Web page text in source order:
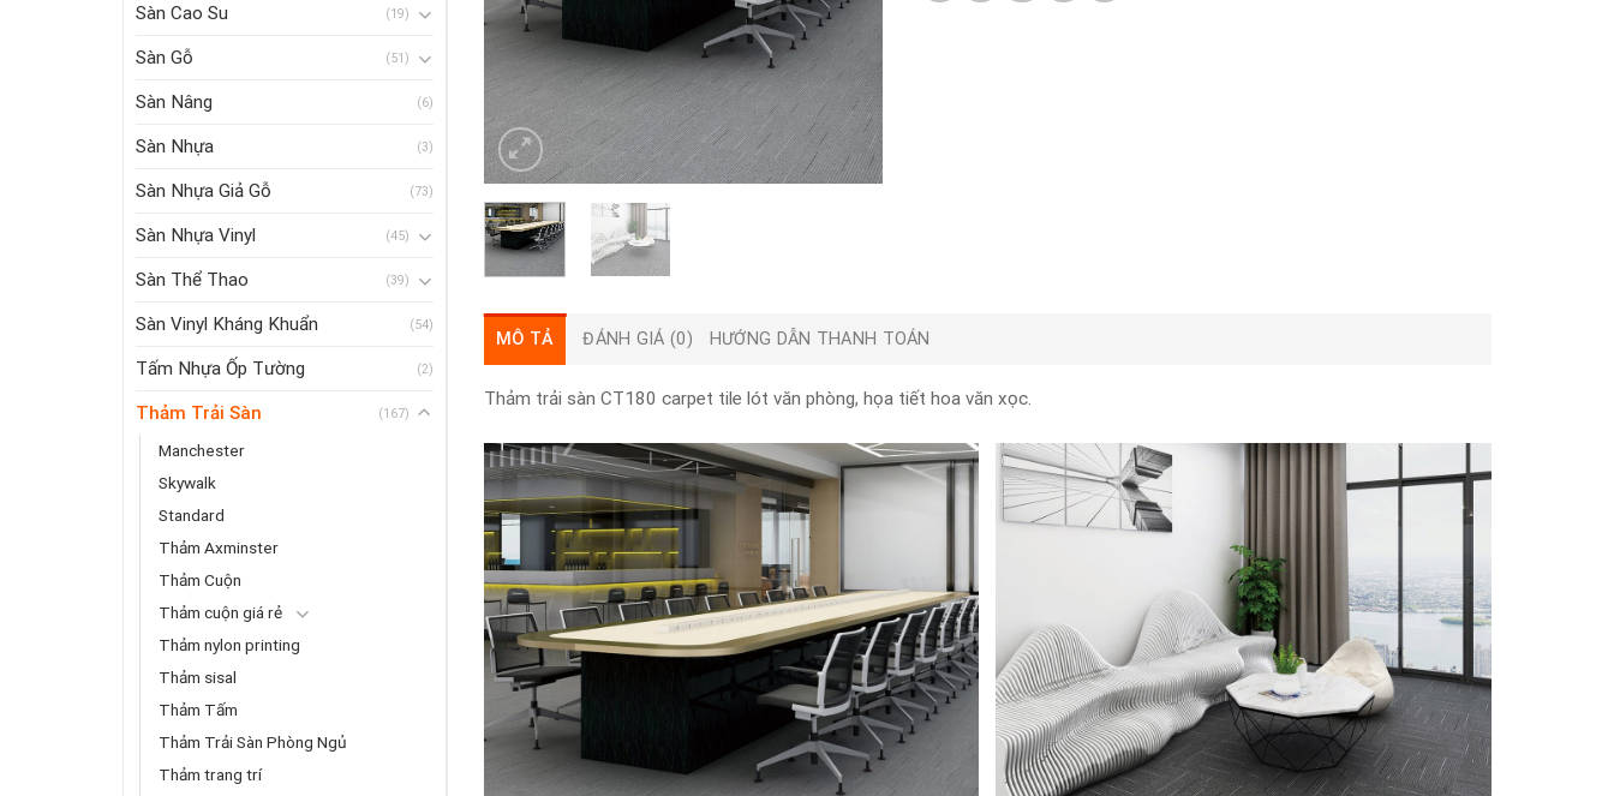
Sàn Cao Su (19)
Sàn Gỗ (51)
Sàn Nâng (6)
Sàn Nhựa (3)
Sàn Nhựa Giả Gỗ (73)
Sàn Nhựa Vinyl (45)
Sàn Thể Thao (39)
Sàn Vinyl Kháng Khuẩn (54)
Tấm Nhựa Ốp Tường (2)
Thảm Trải Sàn (167)
Manchester
Skywalk
Standard
Thảm Axminster
Thảm Cuộn
Thảm cuộn giá rẻ
Thảm nylon printing
Thảm sisal
Thảm Tấm
Thảm Trải Sàn Phòng Ngủ
Thảm trang trí
MÔ TẢ ĐÁNH GIÁ (0) HƯỚNG DẪN THANH TOÁN
Thảm trải sàn CT180 carpet tile lót văn phòng, họa tiết hoa văn xọc.